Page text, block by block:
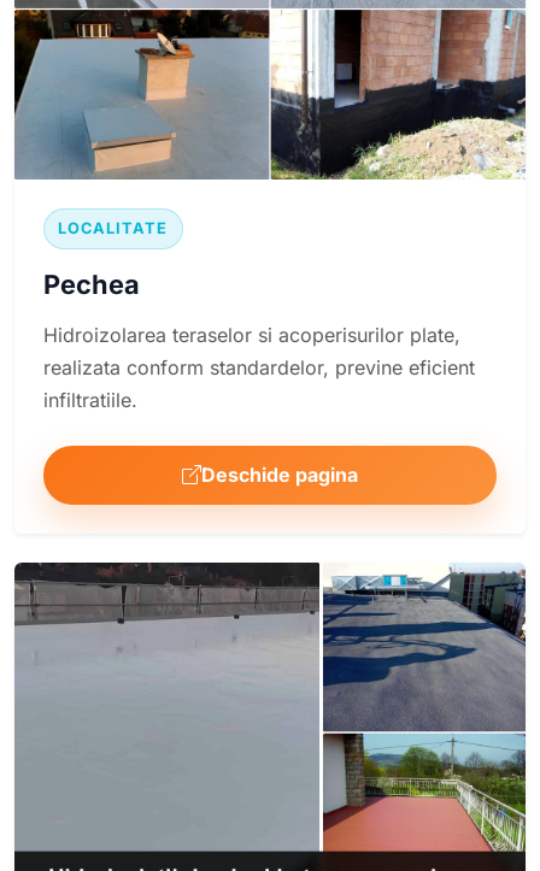
LOCALITATE
Pechea
Hidroizolarea teraselor si acoperisurilor plate,
realizata conform standardelor, previne eficient
infiltratiile.
Deschide pagina